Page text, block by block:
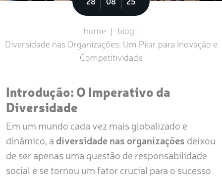
home | blog |
Diversidade nas Organizações: Um Pilar para Inovação e
Competitividade
Introdução: O Imperativo da
Diversidade
Em um mundo cada vez mais globalizado e
dinâmico, a diversidade nas organizações deixou
de ser apenas uma questão de responsabilidade
social e se tornou um fator crucial para o sucesso